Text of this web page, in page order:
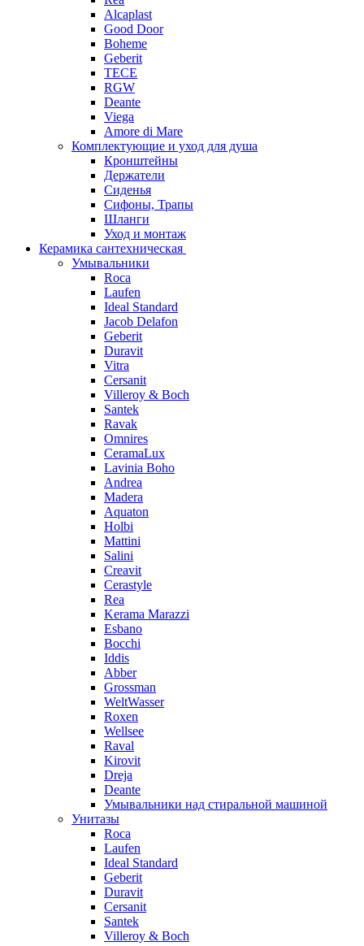
Alcaplast
Good Door
Boheme
Geberit
TECE
RGW
Deante
Viega
Amore di Mare
Комплектующие и уход для душа
Кронштейны
Держатели
Сиденья
Сифоны, Трапы
Шланги
Уход и монтаж
Керамика сантехническая
Умывальники
Roca
Laufen
Ideal Standard
Jacob Delafon
Geberit
Duravit
Vitra
Cersanit
Villeroy & Boch
Santek
Ravak
Omnires
CeramaLux
Lavinia Boho
Andrea
Madera
Aquaton
Holbi
Mattini
Salini
Creavit
Cerastyle
Rea
Kerama Marazzi
Esbano
Bocchi
Iddis
Abber
Grossman
WeltWasser
Roxen
Wellsee
Raval
Kirovit
Dreja
Deante
Умывальники над стиральной машиной
Унитазы
Roca
Laufen
Ideal Standard
Geberit
Duravit
Cersanit
Santek
Villeroy & Boch